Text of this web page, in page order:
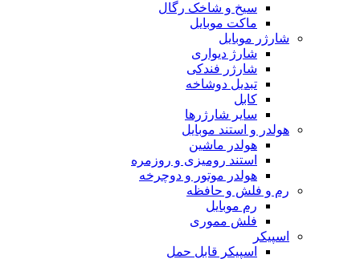
سیخ و شاخک رگال
ماکت موبایل
شارژر موبایل
شارژ دیواری
شارژر فندکی
تبدیل دوشاخه
کابل
سایر شارژرها
هولدر و استند موبایل
هولدر ماشین
استند رومیزی و روزمره
هولدر موتور و دوچرخه
رم و فلش و حافظه
رم موبایل
فلش مموری
اسپیکر
اسپیکر قابل حمل